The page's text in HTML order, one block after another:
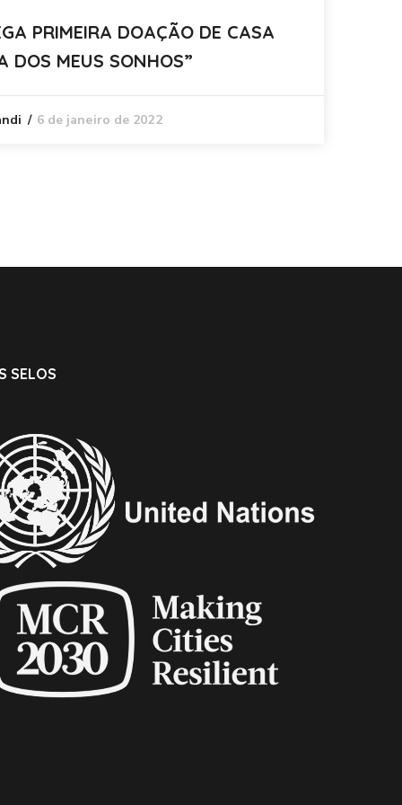
PRIMEIRA DOAÇÃO DE CASA
DOS MEUS SONHOS”
6 de janeiro de 2022
SELOS